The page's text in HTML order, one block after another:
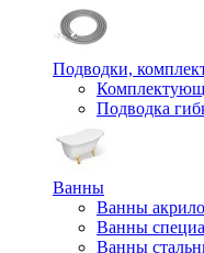
Подводки,
Подводка
Ванны
Ванны
Ванны
Ванны